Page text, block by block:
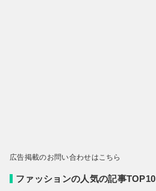
広告掲載のお問い合わせはこちら
ファッションの人気の記事TOP10